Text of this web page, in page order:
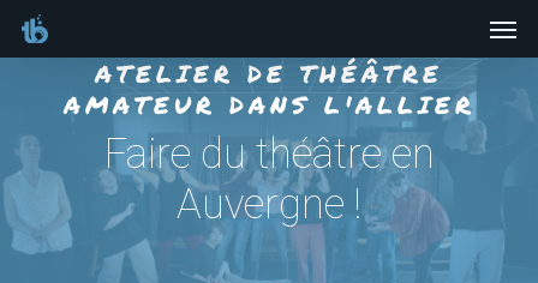
Skip
to
content
ATELIER DE THÉÂTRE
AMATEUR DANS L'ALLIER
Faire du théâtre en
Auvergne !